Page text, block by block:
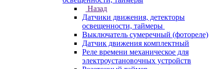
Назад
Датчики движения, детекторы
освещенности, таймеры
Выключатель сумеречный (фотореле)
Датчик движения комплектный
Реле времени механическое для
электроустановочных устройств